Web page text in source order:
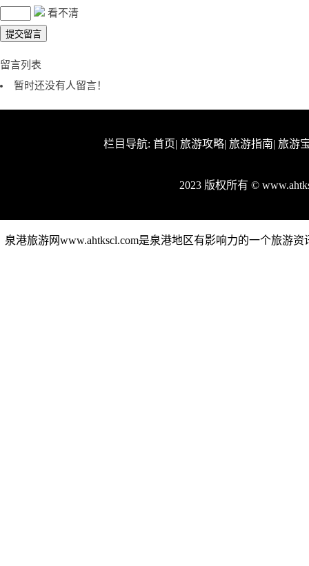
看不清
留言列表
暂时还没有人留言！
栏目导航: 首页| 旅游攻略| 旅游指南| 旅游
2023 版权所有 ©
泉港旅游网www.ahtkscl.com是泉港地区有影响力的一个旅游